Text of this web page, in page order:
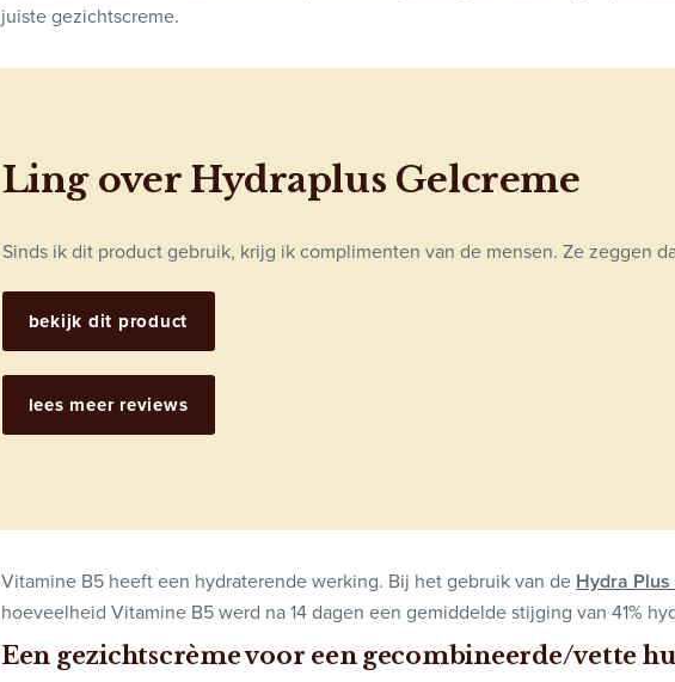
juiste gezichtscreme.
Ling over Hydraplus Gelcreme
Sinds ik dit product gebruik, krijg ik complimenten van de mensen. Ze zeggen
bekijk dit product
lees meer reviews
Vitamine B5 heeft een hydraterende werking. Bij het gebruik van de Hydra
hoeveelheid Vitamine B5 werd na 14 dagen een gemiddelde stijging van 41%
Een gezichtscrème voor een gecombineerde/vette